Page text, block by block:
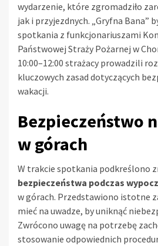
wydarzenie, które zgromadziło
jak i przyjezdnych. „Gryfna Bana”
spotkania z funkcjonariuszami
Państwowej Straży Pożarnej w
10:00–12:00 strażacy prowadzili
kluczowych zasad dotyczących
wakacji.
Bezpieczeństwo
w górach
W trakcie spotkania podkreślono
bezpieczeństwa podczas
w górach. Przedstawiono istotne
mieć na uwadze, by uniknąć
Zwrócono uwagę na potrzebę
stosowanie odpowiednich